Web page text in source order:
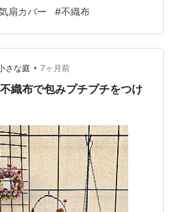
） 箱の上に置いて、スタンドご
を打つ練習 手に持つだけよりは
変えてみたらより楽に・・・ 工
さないと・・・ そして、年末に
気扇 カバーとフィルターは1ヶ月
扇カバー #不織布
さな庭 • 7ヶ月前
織布で包みプチプチをつけ